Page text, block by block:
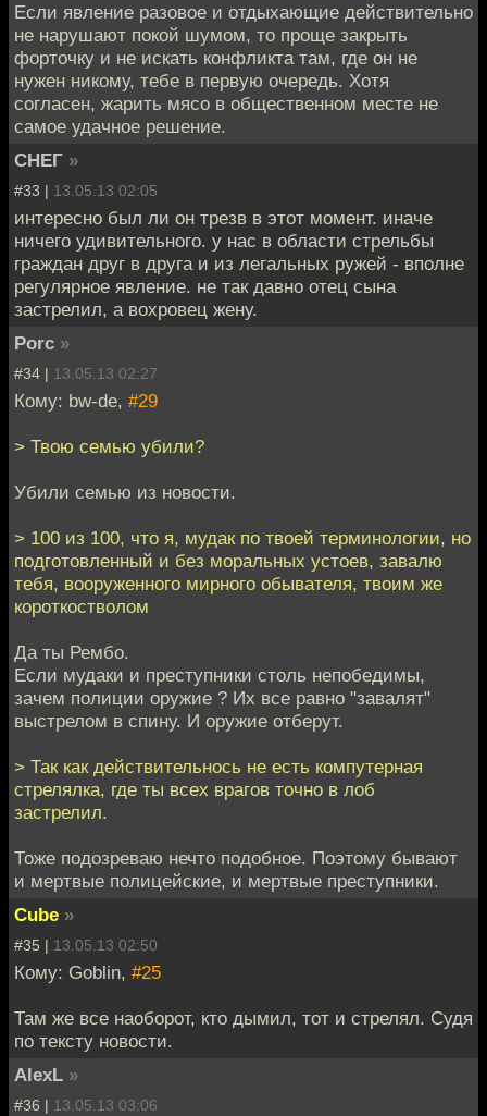
Если явление разовое и отдыхающие действительно
не нарушают покой шумом, то проще закрыть
форточку и не искать конфликта там, где он не
нужен никому, тебе в первую очередь. Хотя
согласен, жарить мясо в общественном месте не
самое удачное решение.
СНЕГ »
#33 | 13.05.13 02:05
интересно был ли он трезв в этот момент. иначе
ничего удивительного. у нас в области стрельбы
граждан друг в друга и из легальных ружей - вполне
регулярное явление. не так давно отец сына
застрелил, а вохровец жену.
Porc »
#34 | 13.05.13 02:27
Кому: bw-de, #29
> Твою семью убили?
Убили семью из новости.
> 100 из 100, что я, мудак по твоей терминологии, но
подготовленный и без моральных устоев, завалю
тебя, вооруженного мирного обывателя, твоим же
короткостволом
Да ты Рембо.
Если мудаки и преступники столь непобедимы,
зачем полиции оружие ? Их все равно "завалят"
выстрелом в спину. И оружие отберут.
> Так как действительнось не есть компутерная
стрелялка, где ты всех врагов точно в лоб
застрелил.
Тоже подозреваю нечто подобное. Поэтому бывают
и мертвые полицейские, и мертвые преступники.
Cube »
#35 | 13.05.13 02:50
Кому: Goblin, #25
Там же все наоборот, кто дымил, тот и стрелял. Судя
по тексту новости.
AlexL »
#36 | 13.05.13 03:06